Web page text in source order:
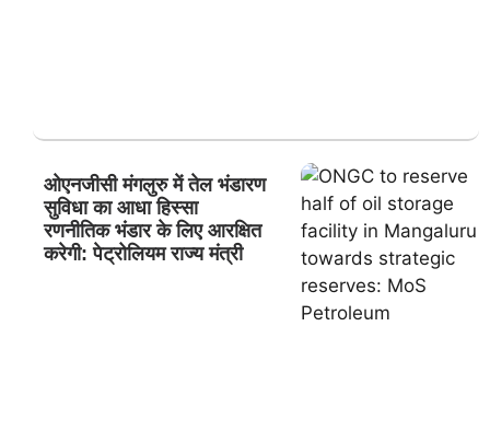
ओएनजीसी मंगलुरु में तेल भंडारण
सुविधा का आधा हिस्सा
रणनीतिक भंडार के लिए आरक्षित
करेगी: पेट्रोलियम राज्य मंत्री